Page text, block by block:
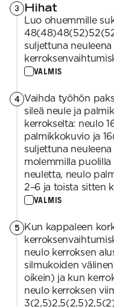
3 Hihat
Luo ohuemmille
suljettuna
VALMIS
4 Vaihda työhön
sileä neule ja
kerrokselta: neulo
palmikkokuvio ja
suljettuna
molemmilla puolilla
neuletta, neulo
2–6 ja toista sitten
VALMIS
5 Kun kappaleen
neulo kerroksen
silmukoiden
oikein) ja kun
neulo kerroksen